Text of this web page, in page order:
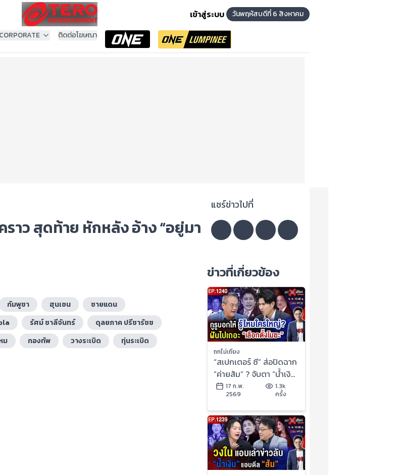
เข้าสู่ระบบ
วันพฤหัสบดีที่ 6 สิงหาคม
CORPORATE ติดต่อโฆษณา
ราว สุดท้าย หักหลัง อ้าง “อยู่มา
กัมพูชา ฮุนเซน
ชายแดน
รัศม์ ชาลีจันทร์
ดุลยภาค ปรีชารัชช
ม กองทัพ วางระเบิด ทุ่นระเบิด
แชร์ข่าวไปที่
ข่าวที่เกี่ยวข้อง
ถกไม่เถียง
“สเปกเตอร์ ซี” ส่อปิดฉาก
“ค่ายส้ม” ? จับตา “น้ำเงิน”
หักเหลี่ยม “ผู้กอง” !
17 ก.พ.
2569
1.3k
ครั้ง